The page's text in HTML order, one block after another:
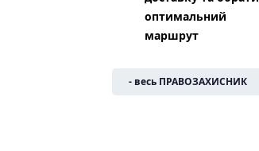
оптимальний
маршрут
- весь ПРАВОЗАХИСНИК